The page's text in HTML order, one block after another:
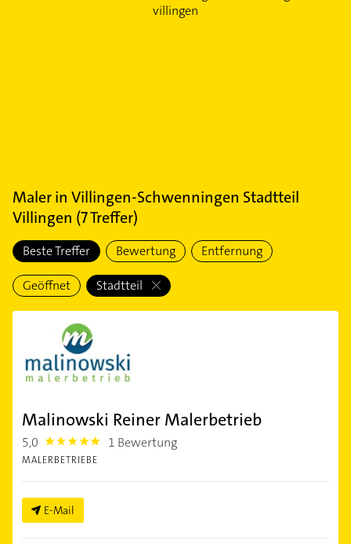
Malerin Villingen-Schwenningen Stadtteil
Villingen (7Treffer)
Beste Treffer Bewertung Entfernung
Geöffnet Stadtteil
Malinowski Reiner Malerbetrieb
5,0 5.0 1 Bewertung
MALERBETRIEBE
E-Mail